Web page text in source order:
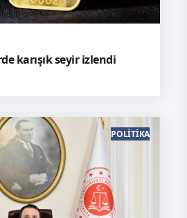
karışık seyir izlendi
POLITIKA